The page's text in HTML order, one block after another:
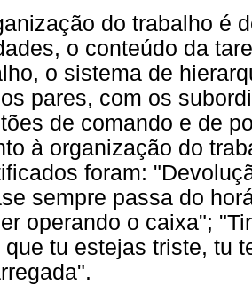
do trabalho é
o conteúdo da
o sistema de
pares, com os
de comando e de
à organização do
foram:
sempre passa do
operando o caixa";
que tu estejas triste, tu